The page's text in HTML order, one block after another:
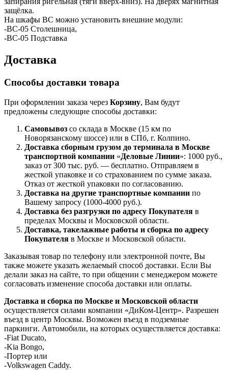
защёлка.
На шкафы ВС можно установить внешние модули:
-ВС-05 Столешница,
-ВС-05 Подставка
Доставка
Способы доставки товара
При оформлении заказа через Корзину, Вам будут
предложены следующие способы доставки:
Самовывоз со склада в Москве (15 км по
Новорязанскому шоссе) или в СПб, г. Колпино.
Доставка сборным грузом до терминала в Москве
транспортной компании «Деловые Линии»: 1000 руб.,
заказ от 300 тыс. руб. — бесплатно. Отправляем в
жесткой упаковке и со страхованием по сумме заказа.
Отказ от жесткой упаковки по согласованию.
Доставка на другие транспортные компании по
Вашему запросу (1000-4000 руб.).
Доставка без разгрузки по адресу Покупателя в
пределах Москвы и Московской области.
Доставка, такелажные работы и сборка по адресу
Покупателя в Москве и Московской области.
Заказывая товар по телефону или электронной почте, Вы
также можете указать желаемый способ доставки. Если Вы
делали заказ на сайте, то при общении с менеджером можете
согласовать изменение способа доставки или оплаты.
Доставка и сборка по Москве и Московской области
осуществляется силами компании «ДиКом-Центр». Разрешен
въезд в центр Москвы. Возможен въезд в подземные
паркинги. Автомобили, на которых осуществляется доставка:
-Fiat Ducato,
-Kia Bongo,
-Портер или
-Volkswagen Caddy.